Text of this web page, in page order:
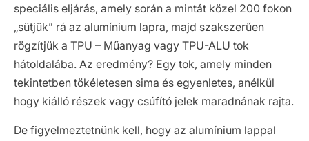
speciális eljárás, amely során a mintát közel 200 fokon
„sütjük” rá az alumínium lapra, majd szakszerűen
rögzítjük a TPU – Műanyag vagy TPU-ALU tok
hátoldalába. Az eredmény? Egy tok, amely minden
tekintetben tökéletesen sima és egyenletes, anélkül
hogy kiálló részek vagy csúfító jelek maradnának rajta.
De figyelmeztetnünk kell, hogy az alumínium lappal